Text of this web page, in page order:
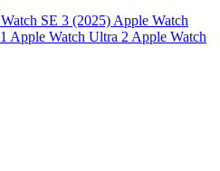
SE 3 (2025) Apple Watch
Apple Watch Ultra 2 Apple Watch